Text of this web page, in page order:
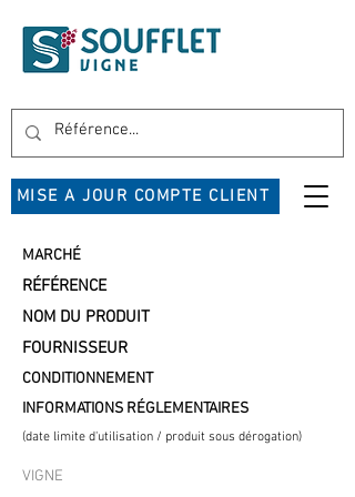
MISE A JOUR COMPTE CLIENT
MARCHÉ
RÉFÉRENCE
NOM DU PRODUIT
FOURNISSEUR
CONDITIONNEMENT
INFORMATIONS RÉGLEMENTAIRES
(date limite d'utilisation / produit sous dérogation)
VIGNE